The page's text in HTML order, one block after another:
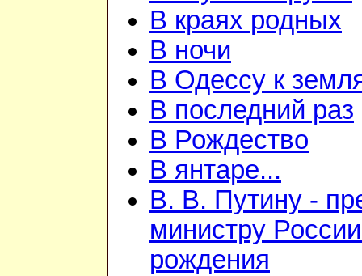
В краях родных
В ночи
В Одессу к
В последний раз
В Рождество
В янтаре...
В. В. Путину -
министру
рождения